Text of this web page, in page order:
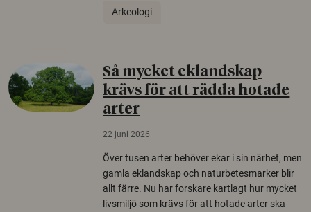
Arkeologi
Så mycket eklandskap
krävs för att rädda hotade
arter
22 juni 2026
Över tusen arter behöver ekar i sin närhet, men
gamla eklandskap och naturbetesmarker blir
allt färre. Nu har forskare kartlagt hur mycket
livsmiljö som krävs för att hotade arter ska